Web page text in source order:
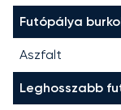
Futópálya
Aszfalt
Leghosszabb